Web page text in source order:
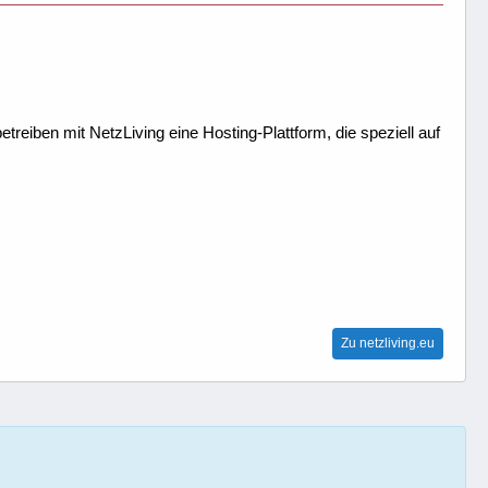
mit NetzLiving eine Hosting-Plattform, die speziell auf
Zu netzliving.eu